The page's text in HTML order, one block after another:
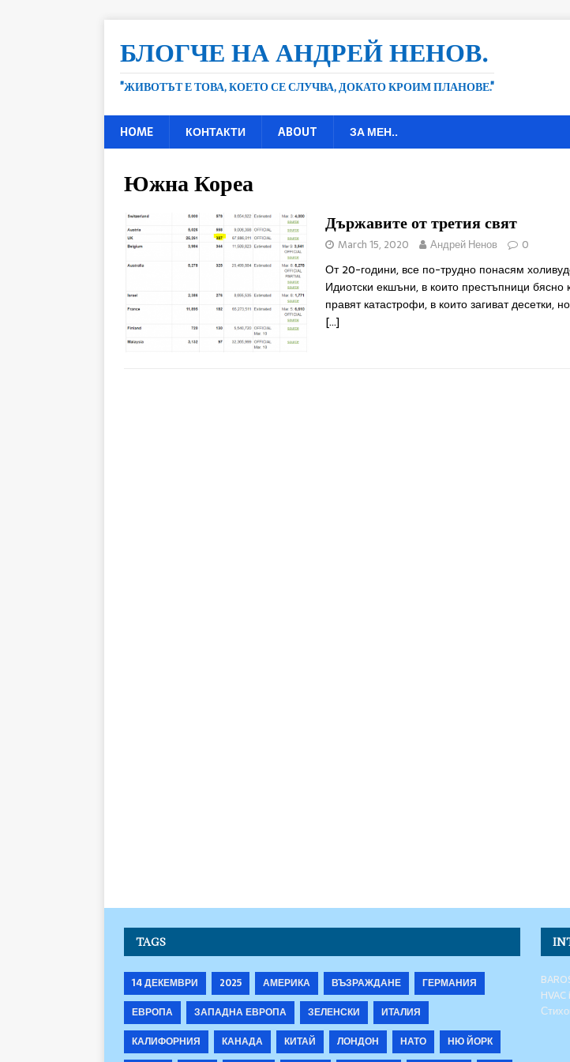
БЛОГЧЕ НА АНДРЕЙ НЕНОВ.
"ЖИВОТЪТ Е ТОВА, КОЕТО СЕ СЛУЧВА, ДОКАТО КРОИМ ПЛАНОВЕ."
HOME КОНТАКТИ ABOUT ЗА МЕН..
Южна Кореа
Държавите от третия свят
March 15, 2020 Андрей Ненов 0
От 20-години, все по-трудно понасям
Идиотски екшъни, в които престъпници бясно
правят катастрофи, в които загиват десетки,
[…]
TAGS
14 ДЕКЕМВРИ 2025 АМЕРИКА ВЪЗРАЖДАНЕ
ГЕРМАНИЯ
ЕВРОПА
ЗАПАДНА ЕВРОПА ЗЕЛЕНСКИ
ИТАЛИЯ
КАЛИФОРНИЯ
КАНАДА КИТАЙ ЛОНДОН НАТО НЮ ЙОРК